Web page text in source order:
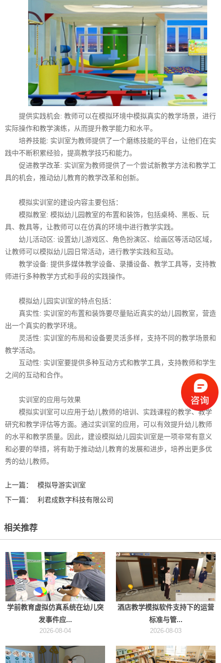
提供实践机会: 教师可以在模拟环境中模拟真实的教学场景，进行
实际操作和教学演练，从而提升教学能力和水平。
培养技能: 实训室为教师提供了一个磨练技能的平台，让他们在实
践中不断积累经验，提高教学技巧和能力。
促进教学改革: 实训室为教师提供了一个尝试新教学方法和教学工
具的机会，推动幼儿教育的教学改革和创新。
模拟实训室的建设内容主要包括：
模拟教室: 模拟幼儿园教室的布置和装饰，包括桌椅、黑板、玩
具、教具等，让教师可以在仿真的环境中进行教学实践。
幼儿活动区: 设置幼儿游戏区、角色扮演区、绘画区等活动区域，
让教师可以模拟幼儿园日常活动，进行教学实践和互动。
教学设备: 提供多媒体教学设备、录播设备、教学工具等，支持教
师进行多种教学方式和手段的实践操作。
模拟幼儿园实训室的特点包括：
真实性: 实训室的布置和装饰要尽量贴近真实的幼儿园教室，营造
出一个真实的教学环境。
灵活性: 实训室的布局和设备要灵活多样，支持不同的教学场景和
教学活动。
互动性: 实训室要提供多种互动方式和教学工具，支持教师和学生
之间的互动和合作。
实训室的应用与效果
模拟实训室可以应用于幼儿教师的培训、实践课程的教学、教学
研究和教学评估等方面。通过实训室的应用，可以有效提升幼儿教师
的水平和教学质量。因此，建设模拟幼儿园实训室是一项非常有意义
和必要的举措，将有助于推动幼儿教育的发展和进步，培养出更多优
秀的幼儿教师。‍
上一篇：
模拟导游实训室
下一篇：
利君成数字科技有限公司
相关推荐
学前教育虚拟仿真系统在幼儿突
发事件应...
2026-08-04
酒店教学模拟软件支持下的运营
标准与管...
2026-08-03